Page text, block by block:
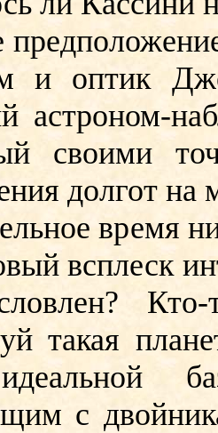
и оптик
астроном-
своими
долгот на
время
всплеск
такая
с